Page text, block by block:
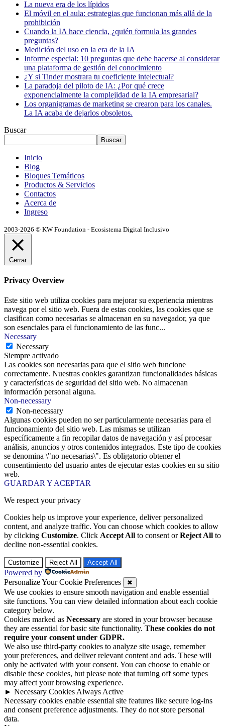
La nueva era de los lípidos
El móvil en el aula: estrategias que funcionan más allá de la
prohibición
Cuando la IA hace ciencia, ¿quién formula las grandes
preguntas?
Medición del uso en la era de la IA
Informe especial: 10 preguntas que debe hacerse al considerar
una plataforma de gestión del conocimiento
¿Y si Tinder mostrara tu coeficiente intelectual?
La paradoja del piloto de IA: ¿Por qué crece
exponencialmente la complejidad de la IA empresarial?
Los organigramas de marketing se crearon para los canales.
La IA acaba de dejarlos obsoletos.
Buscar
Buscar
Inicio
Blog
Bloques Temáticos
Productos & Servicios
Contactos
Acerca de
Ingreso
2003-2026 © KW Foundation - Ecosistema Digital Inclusivo
Cerrar
Privacy Overview
Este sitio web utiliza cookies para mejorar su experiencia mientras
navega por el sitio web. Fuera de estas cookies, las cookies que se
clasifican como necesarias se almacenan en su navegador, ya que
son esenciales para el funcionamiento de las func...
Necessary
Necessary
Siempre activado
Las cookies son necesarias para que el sitio web funcione
correctamente. Nuestras cookies garantizan funcionalidades básicas
y características de seguridad del sitio web. No almacenan
información personal alguna.
Non-necessary
Non-necessary
Algunas cookies pueden no ser particularmente necesarias para el
funcionamiento del sitio web. Las mismas se utilizan
específicamente a fin recopilar datos de navegación y así procesar
análisis, anuncios y otros contenidos integrados. Este tipo de cookies
se denomina \"no necesarias\". Es obligatorio obtener el
consentimiento del usuario antes de ejecutar estas cookies en su sitio
web.
GUARDAR Y ACEPTAR
We respect your privacy
Cookies help us improve your experience, deliver personalized
content, and analyze traffic. You can choose which cookies to allow
by clicking Customize. Click Accept All to consent orReject All to
decline non-essential cookies.
Customize Reject All Accept All
Powered by
Personalize Your Cookie Preferences
✖
We use cookies to ensure smooth navigation and enable essential
site functions. You can view detailed information about each cookie
category below.
Cookies marked as Necessary are stored in your browser because
they are essential for basic site functionality. These cookies do not
require your consent under GDPR.
We also use third-party cookies to analyze site usage, remember
your preferences, and deliver relevant content and ads. These will
only be activated with your consent. You can choose to enable or
disable these cookies, but please note that turning off some types
may affect your browsing experience.
► Necessary Cookies Always Active
Necessary cookies enable essential site features like secure log-ins
and consent preference adjustments. They do not store personal
data.